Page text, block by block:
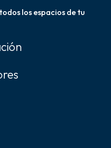
los espacios de tu